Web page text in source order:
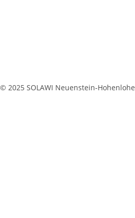
© 2025 SOLAWI Neuenstein-Hohenlohe